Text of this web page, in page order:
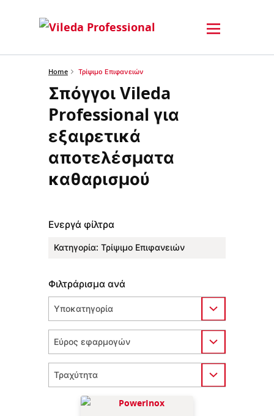
Home Τρίψιμο Επιφανειών
Σπόγγοι Vileda
Professional για
εξαιρετικά
αποτελέσματα
καθαρισμού
Ενεργά φίλτρα
Κατηγορία: Τρίψιμο Επιφανειών
Φιλτράρισμα ανά
Category
Category
Category